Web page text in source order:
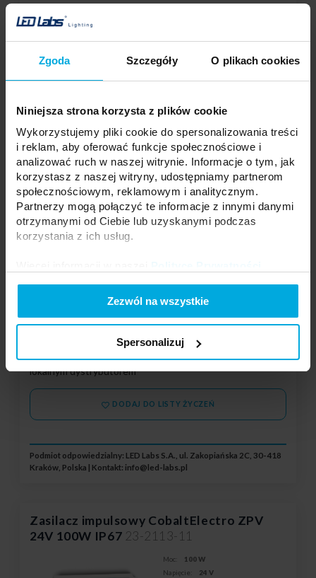
Zgoda Szczegóły O plikach cookies
Niniejsza strona korzysta z plików cookie
Wykorzystujemy pliki cookie do spersonalizowania treści
i reklam, aby oferować funkcje społecznościowe i
analizować ruch w naszej witrynie. Informacje o tym, jak
korzystasz z naszej witryny, udostępniamy partnerom
społecznościowym, reklamowym i analitycznym.
Partnerzy mogą połączyć te informacje z innymi danymi
otrzymanymi od Ciebie lub uzyskanymi podczas
korzystania z ich usług.
Zezwól na wszystkie
Spersonalizuj
Twoja cena:
lokalnym dystrybutorem
Stan magazynowy: dużo
Podmiot odpowiedzialny: LED Labs S.A., ul. Zakopiańska 2C, 30-418
Kraków, Polska | Kontakt:info@led-labs.pl
Zasilacz impulsowy CobaltElectro ZPV
12V 60W IP6723-1113-07
Skontaktuj się z Twoim
lokalnym dystrybutorem
Stan magazynowy:
DODAJ DO LISTY ŻYCZEŃ
Podmiot odpowiedzialny: LED Labs S.A., ul. Zakopiańska 2C, 30-418
Kraków, Polska | Kontakt: info@led-labs.pl
Zasilacz impulsowy CobaltElectro ZPV
24V 100W IP67 23-2113-11
Moc:
100 W
Napięcie:
24 V